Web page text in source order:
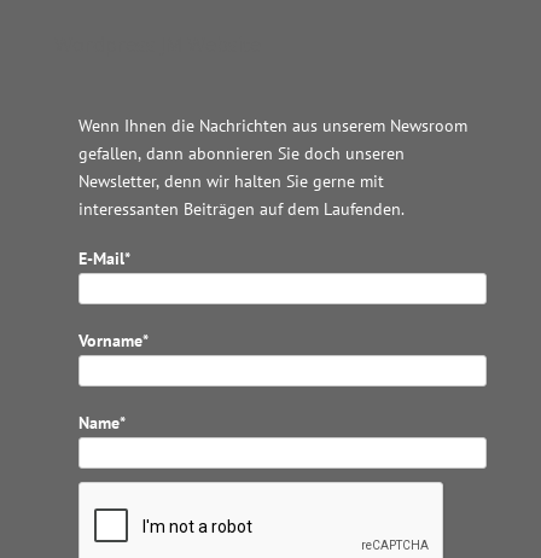
Wenn Ihnen die Nachrichten aus unserem Newsroom
gefallen, dann abonnieren Sie doch unseren
Newsletter, denn wir halten Sie gerne mit
interessanten Beiträgen auf dem Laufenden.
E-Mail*
Vorname*
Name*